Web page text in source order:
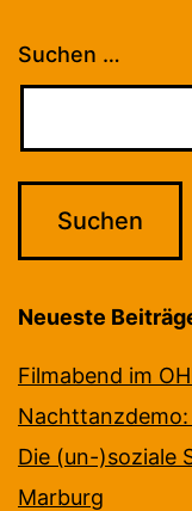
Suchen …
Neueste
Filmabend im
Die (un-)soziale
Marburg